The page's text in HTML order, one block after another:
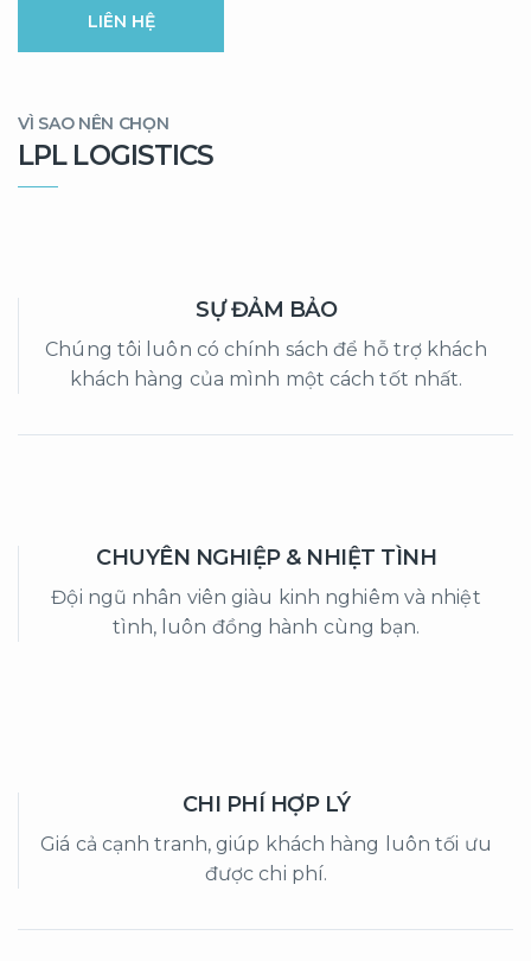
LIÊN HỆ
VÌ SAO NÊN CHỌN
LPL LOGISTICS
SỰ ĐẢM BẢO
Chúng tôi luôn có chính sách để hỗ trợ khách
khách hàng của mình một cách tốt nhất.
CHUYÊN NGHIỆP & NHIỆT TÌNH
Đội ngũ nhân viên giàu kinh nghiêm và nhiệt
tình, luôn đồng hành cùng bạn.
CHI PHÍ HỢP LÝ
Giá cả cạnh tranh, giúp khách hàng luôn tối ưu
được chi phí.